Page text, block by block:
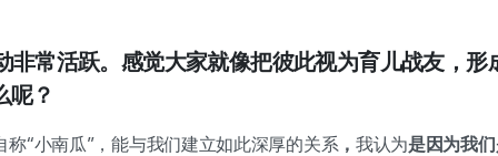
非常活跃。感觉大家就像把彼此视为育儿战友，形
呢？
“小南瓜”，能与我们建立如此深厚的关系 ， 我认为是因为我